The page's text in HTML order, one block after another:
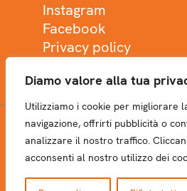
Diamo valore alla tua
Utilizziamo i cookie per migliorare
navigazione, offrirti pubblicità o
analizzare il nostro traffico.
acconsenti al nostro utilizzo dei
Instagram
Facebook
Privacy policy
NEWSLETTER